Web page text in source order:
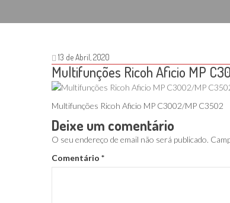
13 de Abril, 2020
Multifunções Ricoh Aficio MP
Multifunções Ricoh Aficio MP C3002/MP C3502
Deixe um comentário
O seu endereço de email não será publicado.
Comentário *